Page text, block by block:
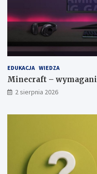
EDUKACJA WIEDZA
Minecraft –
2 sierpnia 2026